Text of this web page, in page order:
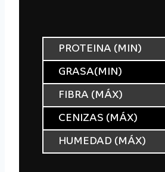
PROTEINA (MIN)
GRASA(MIN)
FIBRA (MÁX)
CENIZAS (MÁX)
HUMEDAD (MÁX)